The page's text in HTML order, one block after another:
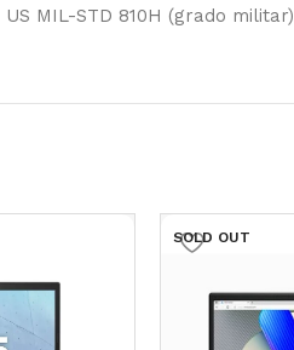
US MIL-STD 810H (grado militar)
SOLD OUT